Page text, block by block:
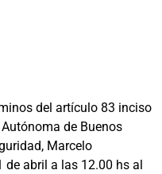
del artículo 83 inciso
de Buenos
Marcelo
de abril a las 12.00 hs al